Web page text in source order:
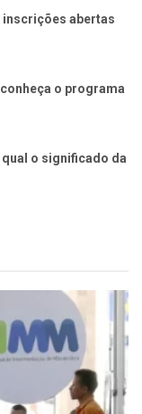
inscrições abertas
o programa
o significado da